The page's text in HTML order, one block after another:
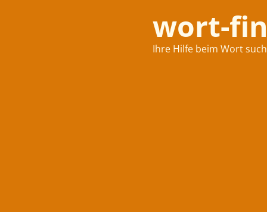
wort-
Ihre Hilfe beim Wort